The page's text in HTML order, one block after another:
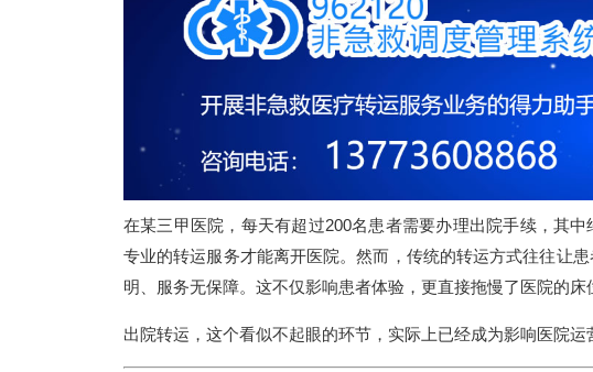
在某三甲医院，每天有超过200名患者需要办理出院手续，其
专业的转运服务才能离开医院。然而，传统的转运方式往往让
明、服务无保障。这不仅影响患者体验，更直接拖慢了医院的床
出院转运，这个看似不起眼的环节，实际上已经成为影响医院运